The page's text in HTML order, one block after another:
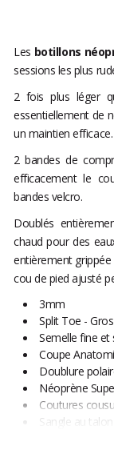
Les botillons
sessions les plus
2 fois plus léger
essentiellement de
un maintien efficace.
2 bandes de
efficacement le
bandes velcro.
Doublés
chaud pour des
entièrement
cou de pied ajusté
3mm
Split Toe -
Semelle fine et
Coupe
Doublure
Néoprène
Coutures
Sangle au talon